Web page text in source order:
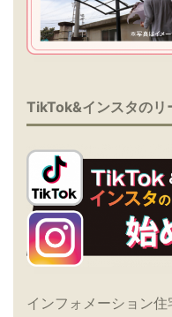
TikTok&インスタのリ
インフォメーション